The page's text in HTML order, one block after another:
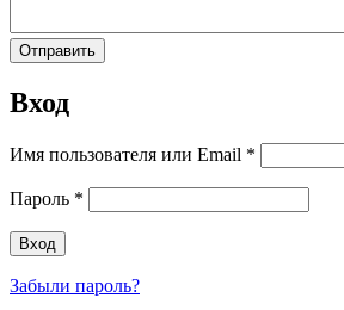
Вход
Имя пользователя или Email *
Пароль *
Забыли пароль?